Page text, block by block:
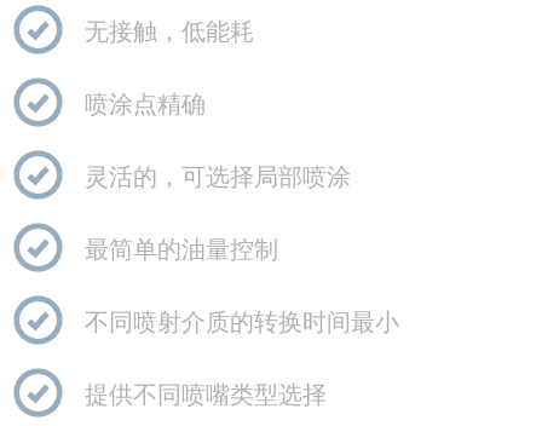
无接触，低能耗
喷涂点精确
灵活的，可选择局部喷涂
最简单的油量控制
不同喷射介质的转换时间最小
提供不同喷嘴类型选择